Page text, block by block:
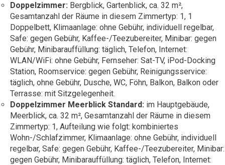
Doppelzimmer: Bergblick, Gartenblick, ca. 32 m²,
Gesamtanzahl der Räume in diesem Zimmertyp: 1, 1
Doppelbett, Klimaanlage: ohne Gebühr, individuell regelbar,
Safe: gegen Gebühr, Kaffee-/Teezubereiter, Minibar: gegen
Gebühr, Minibarauffüllung: täglich, Telefon, Internet:
WLAN/WiFi: ohne Gebühr, Fernseher: Sat-TV, iPod-Docking
Station, Roomservice: gegen Gebühr, Reinigungsservice:
täglich, ohne Gebühr, Dusche, WC, Föhn, Balkon, Balkon oder
Terrasse: mit Sitzgelegenheit.
Doppelzimmer Meerblick Standard: im Hauptgebäude,
Meerblick, ca. 32 m², Gesamtanzahl der Räume in diesem
Zimmertyp: 1, Aufteilung wie folgt: kombiniertes
Wohn-/Schlafzimmer, Klimaanlage: ohne Gebühr, individuell
regelbar, Safe: gegen Gebühr, Kaffee-/Teezubereiter, Minibar:
gegen Gebühr, Minibarauffüllung: täglich, Telefon, Internet: